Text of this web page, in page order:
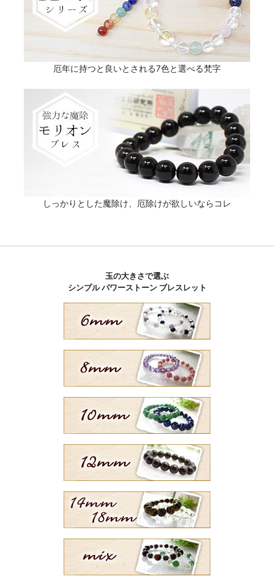
厄年に持つと良いとされる7色と選べる梵字
しっかりとした魔除け、厄除けが欲しいならコレ
玉の大きさで選ぶ
シンプル パワーストーン ブレスレット